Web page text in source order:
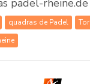
quadras de Padel